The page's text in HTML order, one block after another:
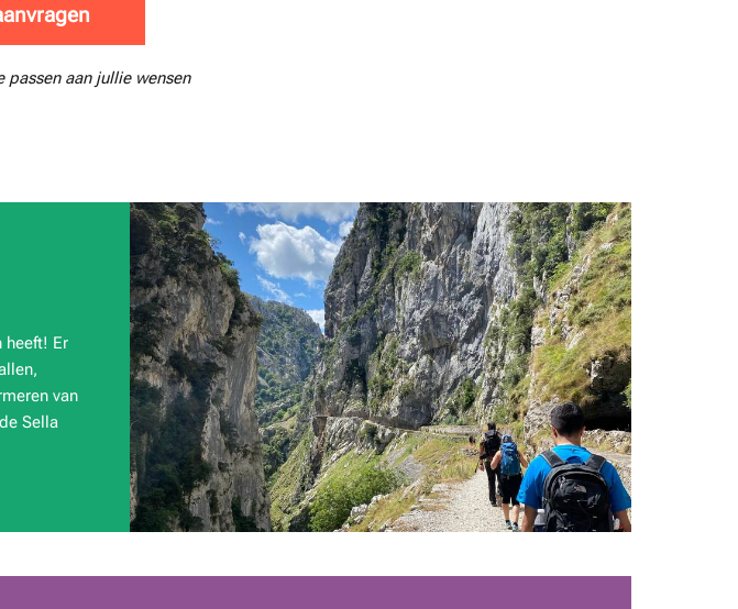
passen aan jullie wensen
heeft! Er
van
Sella